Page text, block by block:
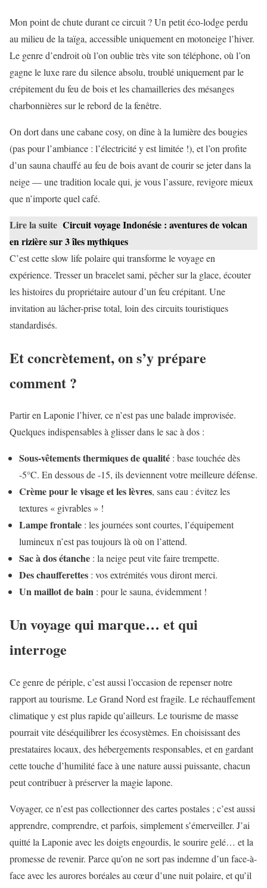
Mon point de chute durant ce circuit ? Un petit éco-lodge perdu
au milieu de la taïga, accessible uniquement en motoneige l’hiver.
Le genre d’endroit où l’on oublie très vite son téléphone, où l’on
gagne le luxe rare du silence absolu, troublé uniquement par le
crépitement du feu de bois et les chamailleries des mésanges
charbonnières sur le rebord de la fenêtre.
On dort dans une cabane cosy, on dîne à la lumière des bougies
(pas pour l’ambiance : l’électricité y est limitée !), et l’on profite
d’un sauna chauffé au feu de bois avant de courir se jeter dans la
neige — une tradition locale qui, je vous l’assure, revigore mieux
que n’importe quel café.
Lire la suite Circuit voyage Indonésie : aventures de volcan
en rizière sur 3 îles mythiques
C’est cette slow life polaire qui transforme le voyage en
expérience. Tresser un bracelet sami, pêcher sur la glace, écouter
les histoires du propriétaire autour d’un feu crépitant. Une
invitation au lâcher-prise total, loin des circuits touristiques
standardisés.
Et concrètement, on s’y prépare
comment ?
Partir en Laponie l’hiver, ce n’est pas une balade improvisée.
Quelques indispensables à glisser dans le sac à dos :
Sous-vêtements thermiques de qualité : base touchée dès
-5°C. En dessous de -15, ils deviennent votre meilleure défense.
Crème pour le visage et les lèvres, sans eau : évitez les
textures « givrables » !
Lampe frontale : les journées sont courtes, l’équipement
lumineux n’est pas toujours là où on l’attend.
Sac à dos étanche : la neige peut vite faire trempette.
Des chaufferettes : vos extrémités vous diront merci.
Un maillot de bain : pour le sauna, évidemment !
Un voyage qui marque… et qui
interroge
Ce genre de périple, c’est aussi l’occasion de repenser notre
rapport au tourisme. Le Grand Nord est fragile. Le réchauffement
climatique y est plus rapide qu’ailleurs. Le tourisme de masse
pourrait vite déséquilibrer les écosystèmes. En choisissant des
prestataires locaux, des hébergements responsables, et en gardant
cette touche d’humilité face à une nature aussi puissante, chacun
peut contribuer à préserver la magie lapone.
Voyager, ce n’est pas collectionner des cartes postales ; c’est aussi
apprendre, comprendre, et parfois, simplement s’émerveiller. J’ai
quitté la Laponie avec les doigts engourdis, le sourire gelé… et la
promesse de revenir. Parce qu’on ne sort pas indemne d’un face-à-
face avec les aurores boréales au cœur d’une nuit polaire, et qu’il